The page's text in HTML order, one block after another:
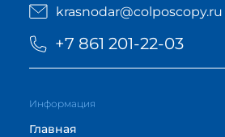
krasnodar@colposcopy.ru
+7 861 201-22-03
Информация
Главная